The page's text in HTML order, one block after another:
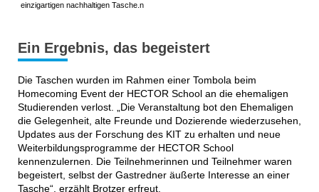
einzigartigen nachhaltigen Tasche.n
Ein Ergebnis, das begeistert
Die Taschen wurden im Rahmen einer Tombola beim
Homecoming Event der HECTOR School an die ehemaligen
Studierenden verlost. „Die Veranstaltung bot den Ehemaligen
die Gelegenheit, alte Freunde und Dozierende wiederzusehen,
Updates aus der Forschung des KIT zu erhalten und neue
Weiterbildungsprogramme der HECTOR School
kennenzulernen. Die Teilnehmerinnen und Teilnehmer waren
begeistert, selbst der Gastredner äußerte Interesse an einer
Tasche“, erzählt Brotzer erfreut.